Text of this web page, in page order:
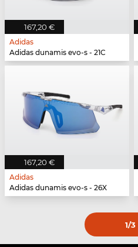
167,20 €
Adidas
Adidas dunamis evo-s - 21C
167,20 €
Adidas
Adidas dunamis evo-s - 26X
1/3